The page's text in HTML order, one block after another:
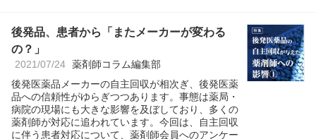
後発品、患者から「またメーカーが変わる
の？」
2021/07/24 薬剤師コラム編集部
後発医薬品メーカーの自主回収が相次ぎ、後発医薬
品への信頼性がゆらぎつつあります。事態は薬局・
病院の現場にも大きな影響を及ぼしており、多くの
薬剤師が対応に追われています。今回は、自主回収
に伴う患者対応について、薬剤師会員へのアンケー